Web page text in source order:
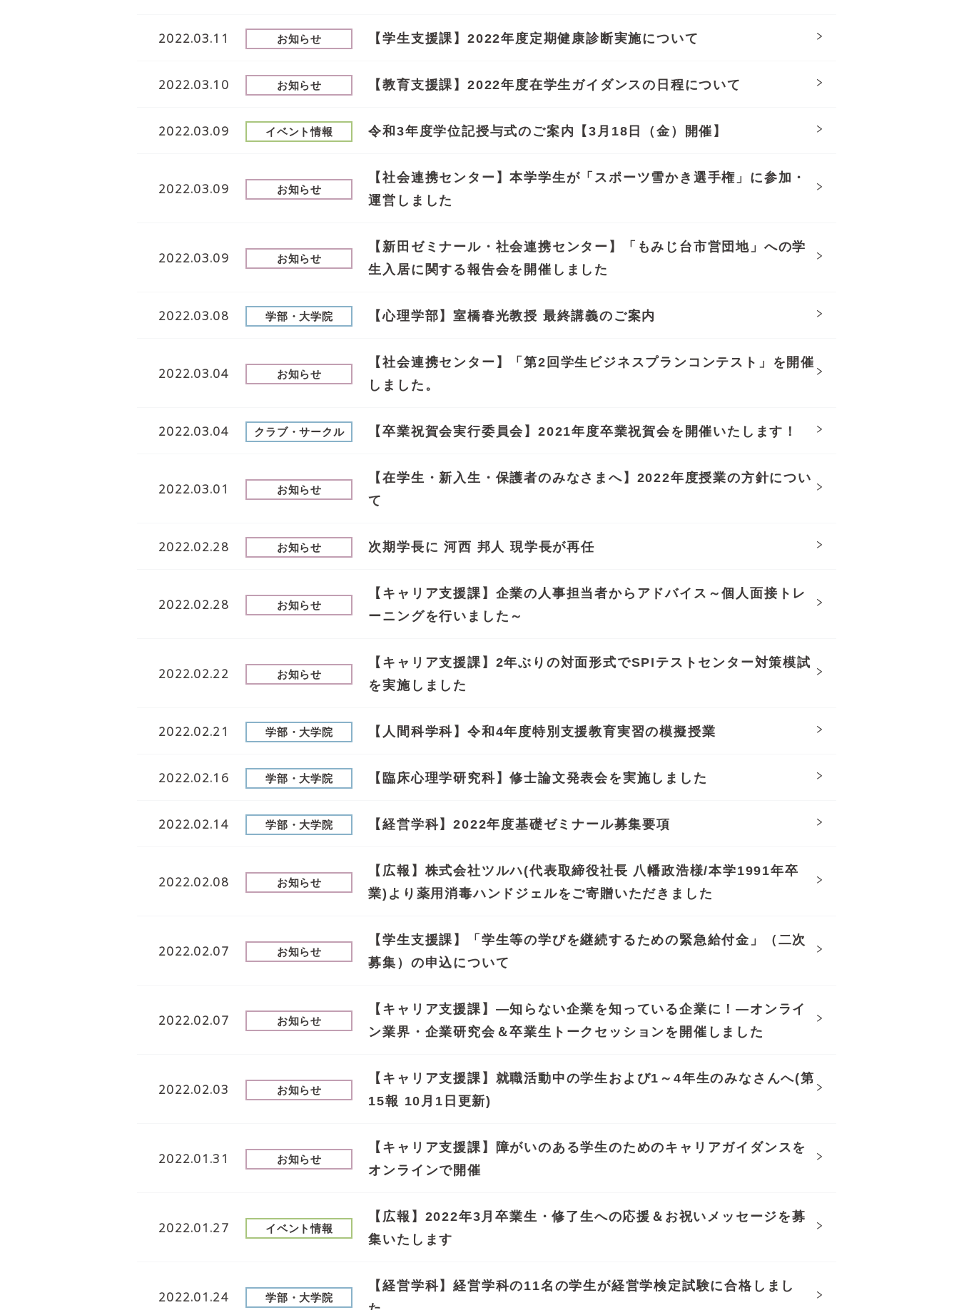
2022.03.11 お知らせ 【学生支援課】2022年度定期健康診断実施について
2022.03.10 お知らせ 【教育支援課】2022年度在学生ガイダンスの日程について
2022.03.09 イベント情報 令和3年度学位記授与式のご案内【3月18日（金）開催】
2022.03.09 お知らせ
【社会連携センター】本学学生が「スポーツ雪かき選手権」に参加・
運営しました
2022.03.09 お知らせ
【新田ゼミナール・社会連携センター】「もみじ台市営団地」への学
生入居に関する報告会を開催しました
2022.03.08 学部・大学院 【心理学部】室橋春光教授 最終講義のご案内
2022.03.04 お知らせ
【社会連携センター】「第2回学生ビジネスプランコンテスト」を開催
しました。
2022.03.04 クラブ・サークル 【卒業祝賀会実行委員会】2021年度卒業祝賀会を開催いたします！
2022.03.01 お知らせ
【在学生・新入生・保護者のみなさまへ】2022年度授業の方針につい
て
2022.02.28 お知らせ 次期学長に 河西 邦人 現学長が再任
2022.02.28 お知らせ
【キャリア支援課】企業の人事担当者からアドバイス～個人面接トレ
ーニングを行いました～
2022.02.22 お知らせ
【キャリア支援課】2年ぶりの対面形式でSPIテストセンター対策模試
を実施しました
2022.02.21 学部・大学院 【人間科学科】令和4年度特別支援教育実習の模擬授業
2022.02.16 学部・大学院 【臨床心理学研究科】修士論文発表会を実施しました
2022.02.14 学部・大学院 【経営学科】2022年度基礎ゼミナール募集要項
2022.02.08 お知らせ
【広報】株式会社ツルハ(代表取締役社長 八幡政浩様/本学1991年卒
業)より薬用消毒ハンドジェルをご寄贈いただきました
2022.02.07 お知らせ
【学生支援課】「学生等の学びを継続するための緊急給付金」（二次
募集）の申込について
2022.02.07 お知らせ
【キャリア支援課】—知らない企業を知っている企業に！—オンライ
ン業界・企業研究会＆卒業生トークセッションを開催しました
2022.02.03 お知らせ
【キャリア支援課】就職活動中の学生および1～4年生のみなさんへ(第
15報 10月1日更新)
2022.01.31 お知らせ
【キャリア支援課】障がいのある学生のためのキャリアガイダンスを
オンラインで開催
2022.01.27 イベント情報
【広報】2022年3月卒業生・修了生への応援＆お祝いメッセージを募
集いたします
2022.01.24 学部・大学院
【経営学科】経営学科の11名の学生が経営学検定試験に合格しまし